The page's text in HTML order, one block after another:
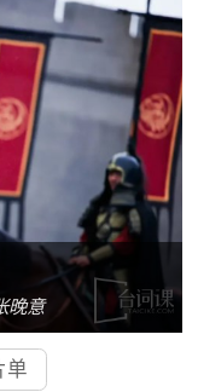
晚意
单